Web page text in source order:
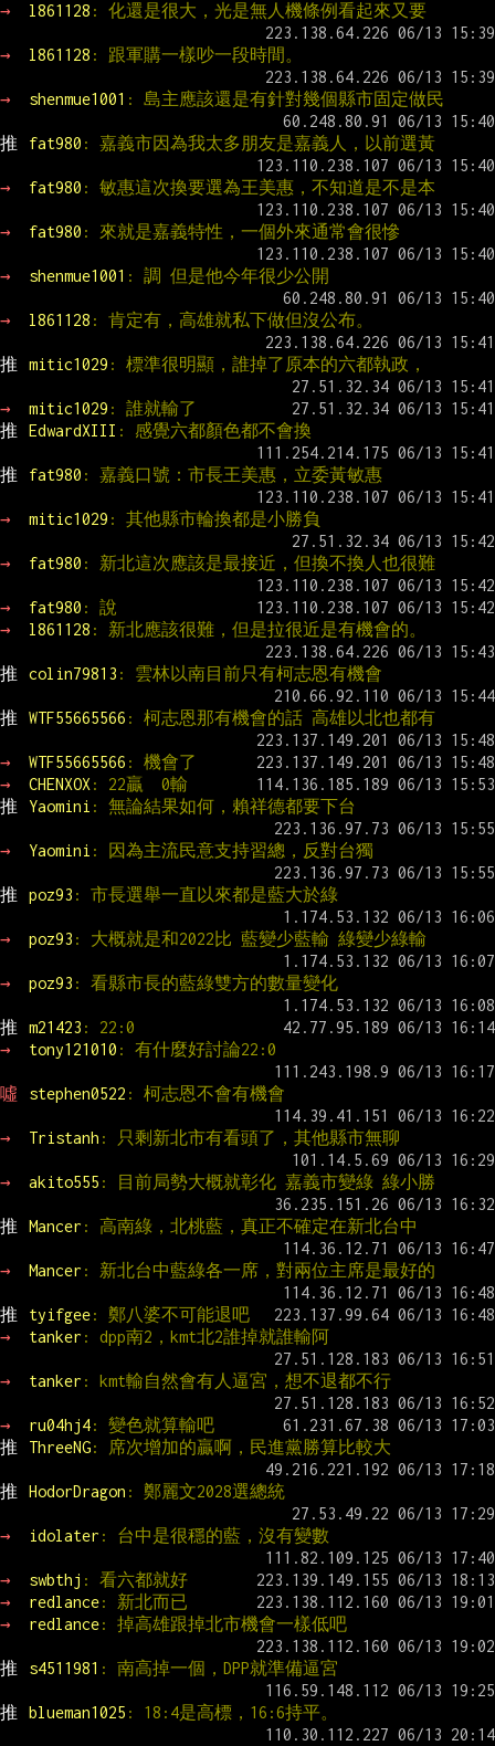
→ l861128 : 化還是很大，光是無人機條例看起來又要
→ l861128 : 跟軍購一樣吵一段時間。
→ shenmue1001 : 島主應該還是有針對幾個縣市固定做民
推 fat980 : 嘉義市因為我太多朋友是嘉義人，以前選黃
→ fat980 : 敏惠這次換要選為王美惠，不知道是不是本
→ fat980 : 來就是嘉義特性，一個外來通常會很慘
→ shenmue1001 : 調 但是他今年很少公開
→ l861128 : 肯定有，高雄就私下做但沒公布。
推 mitic1029 : 標準很明顯，誰掉了原本的六都執政，
→ mitic1029 : 誰就輸了
推
EdwardXIII : 感覺六都顏色都不會換
推 fat980 : 嘉義口號：市長王美惠，立委黃敏惠
→ mitic1029 : 其他縣市輪換都是小勝負
→ fat980 : 新北這次應該是最接近，但換不換人也很難
→ fat980 : 說
→
l861128 : 新北應該很難，但是拉很近是有機會的。
推 colin79813 : 雲林以南目前只有柯志恩有機會
推 WTF55665566 : 柯志恩那有機會的話 高雄以北也都有
→ WTF55665566 : 機會了
→
CHENXOX : 22贏  0輸
推
Yaomini : 無論結果如何，賴祥德都要下台
→ Yaomini : 因為主流民意支持習總，反對台獨
推 poz93 : 市長選舉一直以來都是藍大於綠
→ poz93 : 大概就是和2022比 藍變少藍輸 綠變少綠輸
→ poz93 : 看縣市長的藍綠雙方的數量變化
推 m21423 : 22:0
→
tony121010 : 有什麼好討論22:0
噓 stephen0522 : 柯志恩不會有機會
→ Tristanh : 只剩新北市有看頭了，其他縣市無聊
→ akito555 : 目前局勢大概就彰化 嘉義市變綠 綠小勝
推 Mancer : 高南綠，北桃藍，真正不確定在新北台中
→ Mancer : 新北台中藍綠各一席，對兩位主席是最好的
推 tyifgee: 鄭八婆不可能退吧
→
tanker : dpp南2，kmt北2誰掉就誰輸阿
→ tanker : kmt輸自然會有人逼宮，想不退都不行
→ ru04hj4: 變色就算輸吧
推
ThreeNG: 席次增加的贏啊，民進黨勝算比較大
推 HodorDragon : 鄭麗文2028選總統
→ idolater : 台中是很穩的藍，沒有變數
→ swbthj : 看六都就好
→
redlance: 新北而已
→
redlance: 掉高雄跟掉北市機會一樣低吧
推 s4511981 : 南高掉一個，DPP就準備逼宮
推 blueman1025 : 18:4是高標，16:6持平。